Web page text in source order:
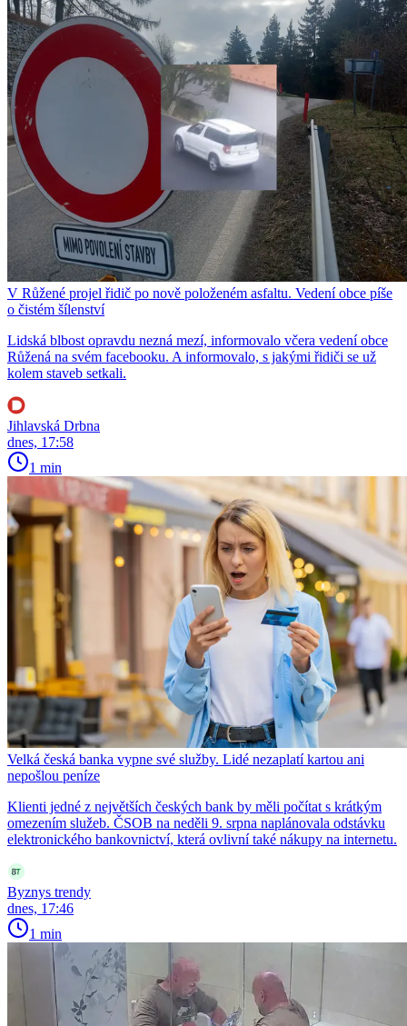
V Růžené projel řidič po nově položeném asfaltu. Vedení obce píše
o čistém šílenství
Lidská blbost opravdu nezná mezí, informovalo včera vedení obce
Růžená na svém facebooku. A informovalo, s jakými řidiči se už
kolem staveb setkali.
Jihlavská Drbna
dnes, 17:58
1 min
Velká česká banka vypne své služby. Lidé nezaplatí kartou ani
nepošlou peníze
Klienti jedné z největších českých bank by měli počítat s krátkým
omezením služeb. ČSOB na neděli 9. srpna naplánovala odstávku
elektronického bankovnictví, která ovlivní také nákupy na internetu.
Byznys trendy
dnes, 17:46
1 min